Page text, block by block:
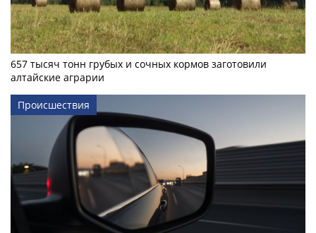
657 тысяч тонн грубых и сочных кормов заготовили
алтайские аграрии
Происшествия